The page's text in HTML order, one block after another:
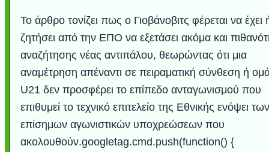
Το άρθρο τονίζει πως ο Γιοβάνοβιτς φέρεται να έχει
ζητήσει από την ΕΠΟ να εξετάσει ακόμα και
αναζήτησης νέας αντιπάλου, θεωρώντας ότι μια
αναμέτρηση απέναντι σε πειραματική σύνθεση ή
U21 δεν προσφέρει το επίπεδο ανταγωνισμού που
επιθυμεί το τεχνικό επιτελείο της Εθνικής ενόψει των
επίσημων αγωνιστικών υποχρεώσεων που
ακολουθούν.googletag.cmd.push(function() {